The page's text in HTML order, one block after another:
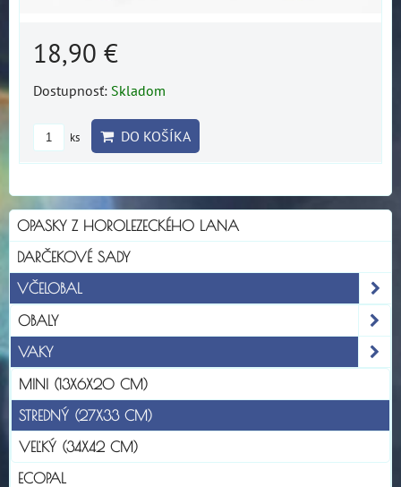
18,90 €
Dostupnosť: Skladom
ks DO KOŠÍKA
OPASKY Z HOROLEZECKÉHO LANA
DARČEKOVÉ SADY
VČELOBAL
OBALY
VAKY
MINI (13X6X20 CM)
STREDNÝ (27X33 CM)
VEĽKÝ (34X42 CM)
ECOPAL